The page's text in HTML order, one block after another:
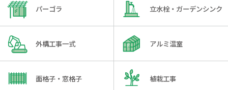
パーゴラ 立水栓・ガーデンシンク
外構工事一式 アルミ温室
面格子・窓格子 植栽工事